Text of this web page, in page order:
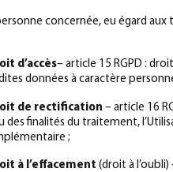
concernée, eu égard
d’accès– article 15 RGPD :
données à caractère
de rectification – article 16
des finalités du traitement,
;
à l’effacement (droit à